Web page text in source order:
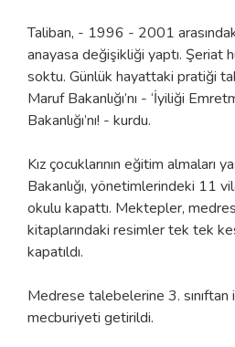
Taliban, - 1996 - 2001
anayasa değişikliği yaptı. Şeriat
soktu. Günlük hayattaki pratiği
Maruf Bakanlığı’nı - ‘İyiliği
Bakanlığı’nı! - kurdu.
Kız çocuklarının eğitim almaları
Bakanlığı, yönetimlerindeki 11
okulu kapattı. Mektepler,
kitaplarındaki resimler tek tek
kapatıldı.
Medrese talebelerine 3. sınıftan
mecburiyeti getirildi.